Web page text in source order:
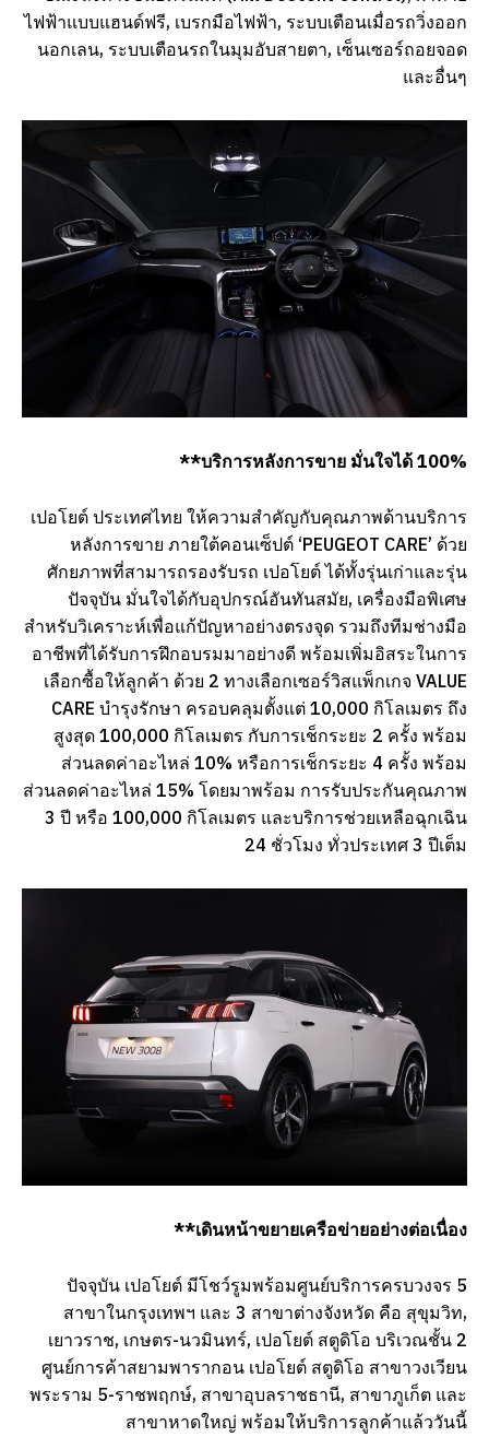
ไฟฟ้าแบบแฮนด์ฟรี, เบรกมือไฟฟ้า, ระบบเตือนเมื่อรถวิ่งออก
นอกเลน, ระบบเตือนรถในมุมอับสายตา, เซ็นเซอร์ถอยจอด
และอื่นๆ
**บริการหลังการขาย มั่นใจได้100%
เปอโยต์ ประเทศไทย ให้ความสำคัญกับคุณภาพด้านบริการ
หลังการขาย ภายใต้คอนเซ็ปต์ ‘PEUGEOT CARE’ ด้วย
ศักยภาพที่สามารถรองรับรถ เปอโยต์ ได้ทั้งรุ่นเก่าและรุ่น
ปัจจุบัน มั่นใจได้กับอุปกรณ์อันทันสมัย, เครื่องมือพิเศษ
สำหรับวิเคราะห์เพื่อแก้ปัญหาอย่างตรงจุด รวมถึงทีมช่างมือ
อาชีพที่ได้รับการฝึกอบรมมาอย่างดี พร้อมเพิ่มอิสระในการ
เลือกซื้อให้ลูกค้า ด้วย 2 ทางเลือกเซอร์วิสแพ็กเกจ VALUE
CARE บำรุงรักษา ครอบคลุมตั้งแต่ 10,000 กิโลเมตร ถึง
สูงสุด 100,000 กิโลเมตร กับการเช็กระยะ 2 ครั้ง พร้อม
ส่วนลดค่าอะไหล่ 10% หรือการเช็กระยะ 4 ครั้ง พร้อม
ส่วนลดค่าอะไหล่ 15% โดยมาพร้อม การรับประกันคุณภาพ
3 ปี หรือ 100,000 กิโลเมตร และบริการช่วยเหลือฉุกเฉิน
24 ชั่วโมง ทั่วประเทศ 3 ปีเต็ม
**เดินหน้าขยายเครือข่ายอย่างต่อเนื่อง
ปัจจุบัน เปอโยต์ มีโชว์รูมพร้อมศูนย์บริการครบวงจร 5
สาขาในกรุงเทพฯ และ 3 สาขาต่างจังหวัด คือ สุขุมวิท,
เยาวราช, เกษตร-นวมินทร์, เปอโยต์ สตูดิโอ บริเวณชั้น 2
ศูนย์การค้าสยามพารากอน เปอโยต์ สตูดิโอ สาขาวงเวียน
พระราม 5-ราชพฤกษ์, สาขาอุบลราชธานี, สาขาภูเก็ต และ
สาขาหาดใหญ่ พร้อมให้บริการลูกค้าแล้ววันนี้